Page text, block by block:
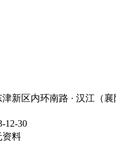
津新区内环南路 · 汉江（
12-30
资料